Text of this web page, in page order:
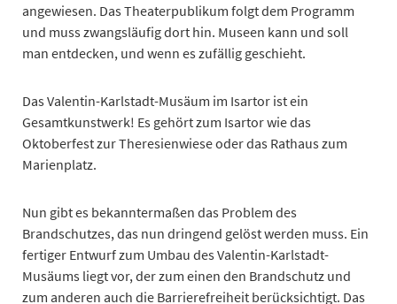
angewiesen. Das Theaterpublikum folgt dem Programm
und muss zwangsläufig dort hin. Museen kann und soll
man entdecken, und wenn es zufällig geschieht.
Das Valentin-Karlstadt-Musäum im Isartor ist ein
Gesamtkunstwerk! Es gehört zum Isartor wie das
Oktoberfest zur Theresienwiese oder das Rathaus zum
Marienplatz.
Nun gibt es bekanntermaßen das Problem des
Brandschutzes, das nun dringend gelöst werden muss. Ein
fertiger Entwurf zum Umbau des Valentin-Karlstadt-
Musäums liegt vor, der zum einen den Brandschutz und
zum anderen auch die Barrierefreiheit berücksichtigt. Das